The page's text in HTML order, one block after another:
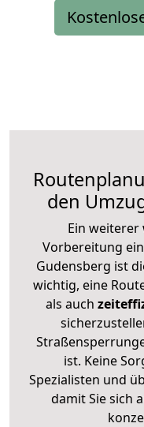
den
Ein
Vorbereitung
Gudensberg ist
wichtig, eine
als auch
ist. Keine
Spezialisten und
damit Sie sich